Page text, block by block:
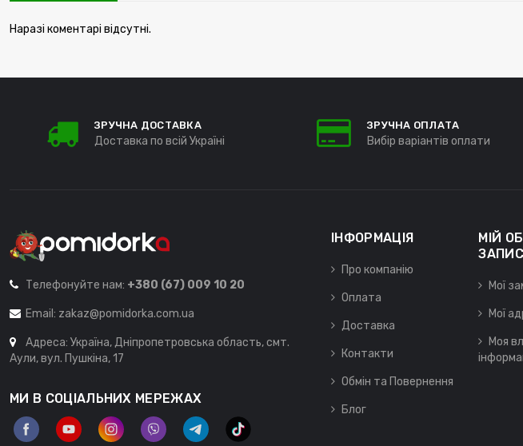
Наразі коментарі відсутні.
ЗРУЧНА ДОСТАВКА
Доставка по всій Україні
ЗРУЧНА ОПЛАТА
Вибір варіантів оплати
Телефонуйте нам: +380 (67) 009 10 20
Email: zakaz@pomidorka.com.ua
Адреса: Україна, Дніпропетровська область, смт.
Аули, вул. Пушкіна, 17
МИ В СОЦІАЛЬНИХ МЕРЕЖАХ
ІНФОРМАЦІЯ
Про компанію
Оплата
Доставка
Контакти
Обмін та Повернення
Блог
МІЙ
ЗАПИС
Мої
Мої
Моя